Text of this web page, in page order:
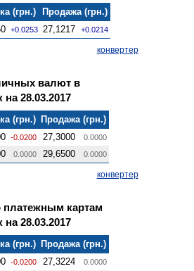
(грн.)
Продажа (грн.)
+0.0253 27,1217 +0.0214
конвертер
валют в
28.03.2017
(грн.) Продажа (грн.)
-0.0200 27,3000 0.0000
0.0000 29,6500 0.0000
конвертер
платежным картам
28.03.2017
(грн.) Продажа (грн.)
-0.0200 27,3224 0.0000